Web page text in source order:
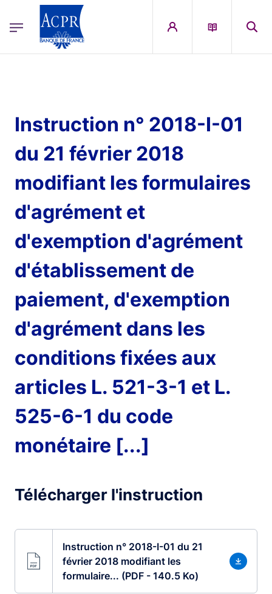
ACPR Menu Principal (French)
Instruction n° 2018-I-01
du 21 février 2018
modifiant les formulaires
d'agrément et
d'exemption d'agrément
d'établissement de
paiement, d'exemption
d'agrément dans les
conditions fixées aux
articles L. 521-3-1 et L.
525-6-1 du code
monétaire [...]
Télécharger l'instruction
Instruction n° 2018-I-01 du 21
février 2018 modifiant les
formulaire... (PDF - 140.5 Ko)